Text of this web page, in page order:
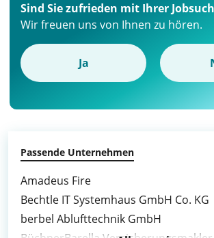
Sind Sie zufrieden mit Ihrer
Wir freuen uns von Ihnen zu hören.
Ja
Passende Unternehmen
Amadeus Fire
Bechtle IT Systemhaus GmbH Co. KG
berbel Ablufttechnik GmbH